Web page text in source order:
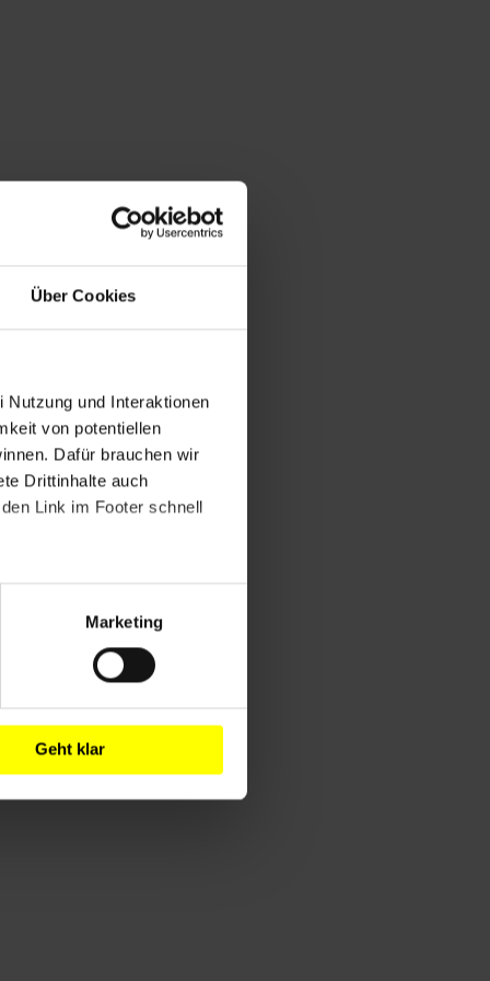
Über Cookies
Nutzung und Interaktionen
von potentiellen
Dafür brauchen wir
Drittinhalte auch
Link im Footer schnell
Marketing
Geht klar